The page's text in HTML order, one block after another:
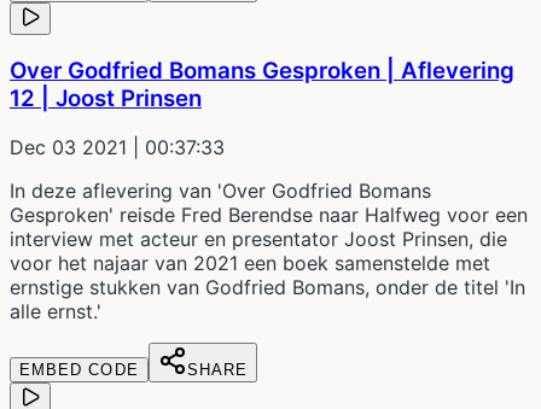
Over Godfried Bomans Gesproken | Aflevering
12 | Joost Prinsen
Dec 03 2021 | 00:37:33
In deze aflevering van 'Over Godfried Bomans
Gesproken' reisde Fred Berendse naar Halfweg voor een
interview met acteur en presentator Joost Prinsen, die
voor het najaar van 2021 een boek samenstelde met
ernstige stukken van Godfried Bomans, onder de titel 'In
alle ernst.'
EMBED CODE SHARE